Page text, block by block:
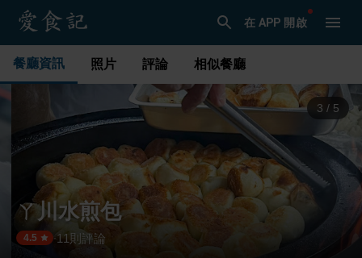
在 APP 開啟
餐廳資訊 照片 評論 相似餐廳
3 / 5
ㄚ川水煎包
4.5 ·11 則評論